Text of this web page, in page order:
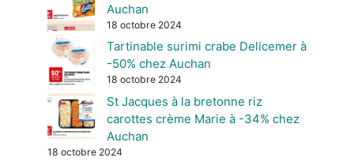
Auchan
18 octobre 2024
Tartinable surimi crabe Delicemer à
-50% chez Auchan
18 octobre 2024
St Jacques à la bretonne riz
carottes crème Marie à -34% chez
Auchan
18 octobre 2024